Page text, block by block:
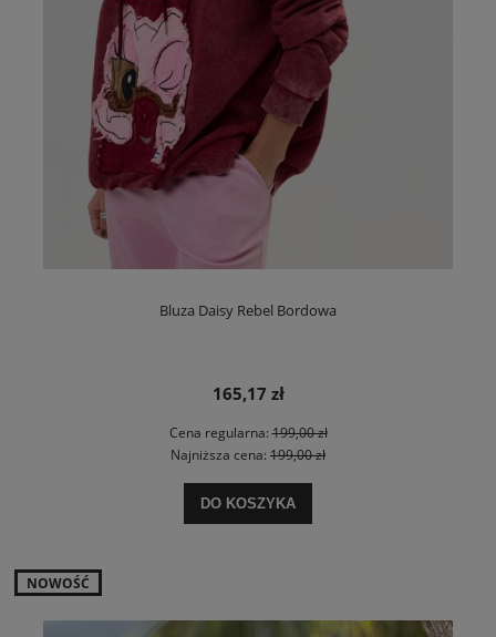
Bluza Daisy Rebel Bordowa
165,17 zł
Cena regularna:199,00 zł
Najniższa cena: 199,00 zł
DO KOSZYKA
NOWOŚĆ